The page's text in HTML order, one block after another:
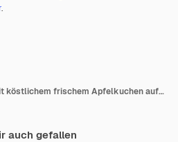
.
Zusammensetzung mit köstlichem frischem Apfelkuchen auf Draufsicht des weißen Hintergrundes
auch gefallen